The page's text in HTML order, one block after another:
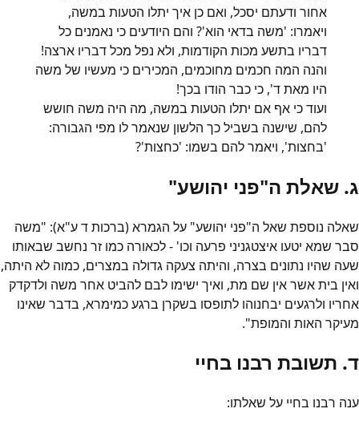
אחור ודעתם יסכל, ואם כן איך יתלו הטעות במשה,
ויאמרו: 'משה בדאי הוא'? והם היודעים כי נאמנים כל
דבריו בתשע מכות הקודמות, ולא נפל מכל דבריו ארצה!
והנה המה חכמים מחוכמים, המכירים כי מעשיו של משה
היו מאת ד', כי כבר הודו בכך!
ועוד כי אף אם יתלו הטעות במשה, מה היה משה חושש
להם, שישנה בשביל כך הלשון שנאמר לו מפי הגבורה:
'בחצות', ויאמר להם בשמו: 'כחצות'?
ג. שאלת ה"פני יהושע"
שאלה נוספת שאל ה"פני יהושע" על הגמרא (ברכות ד ע"א): "משה
סבר שמא יטעו איצטגניני פרעה וכו' - לכאורה כמו זר נחשב שבאותו
שעה שהיו נתונים בצרה, והיתה צעקה גדולה במצרים, כמוה לא היתה,
ואין בית אשר אין שם מת, ואיך ישימו לבם להביט אחר משה ולדקדק
אחריו ולרגעים יבחנוהו לתופסו בשקרן ברגע כמימרא, בדבר שאינו
מעיקר האות והמופת".
ד. תשובת רבנו בחיי
ענה רבנו בחיי על שאלתו: